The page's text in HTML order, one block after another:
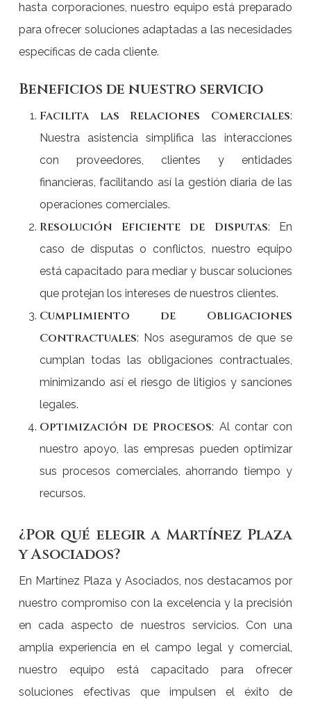
hasta corporaciones, nuestro equipo está preparado
para ofrecer soluciones adaptadas a las necesidades
específicas de cada cliente.
Beneficios de nuestro servicio
Facilita las Relaciones Comerciales:
Nuestra asistencia simplifica las interacciones
con proveedores, clientes y entidades
financieras, facilitando así la gestión diaria de las
operaciones comerciales.
Resolución Eficiente de Disputas: En
caso de disputas o conflictos, nuestro equipo
está capacitado para mediar y buscar soluciones
que protejan los intereses de nuestros clientes.
Cumplimiento de Obligaciones
Contractuales: Nos aseguramos de que se
cumplan todas las obligaciones contractuales,
minimizando así el riesgo de litigios y sanciones
legales.
Optimización de Procesos: Al contar con
nuestro apoyo, las empresas pueden optimizar
sus procesos comerciales, ahorrando tiempo y
recursos.
¿Por qué elegir a Martínez Plaza
y Asociados?
En Martínez Plaza y Asociados, nos destacamos por
nuestro compromiso con la excelencia y la precisión
en cada aspecto de nuestros servicios. Con una
amplia experiencia en el campo legal y comercial,
nuestro equipo está capacitado para ofrecer
soluciones efectivas que impulsen el éxito de